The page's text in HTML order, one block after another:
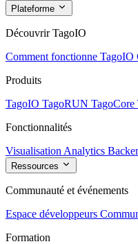
Plateforme
Découvrir TagoIO
Comment fonctionne TagoIO
Produits
TagoIO TagoRUN TagoCore
Fonctionnalités
Visualisation Analytics
Ressources
Communauté et événements
Espace développeurs
Formation